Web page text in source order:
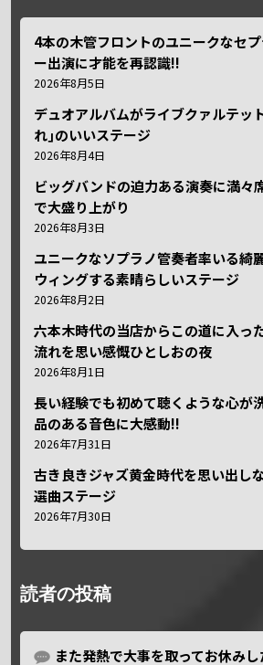
4本の木管フロントのユニークなセ
ー出演に才能を再認識!!
2026年8月5日
デュオアルバムがライブクァルテッ
れ｣のいいステージ
2026年8月4日
ビッグバンドの迫力ある演奏に満々
で大盛り上がり
2026年8月3日
ユニークなソプラノ管奏者率いる綺
ウィングする素晴らしいステージ
2026年8月2日
六本木時代の当店からこの道に入っ
流れを思い感慨ひとしおの夜
2026年8月1日
長い経験でも初めて聴くような心が
品のある音色に大感動!!
2026年7月31日
古き良きジャズ黄金時代を思い出し
選曲ステージ
2026年7月30日
読者の投稿
また発熱で大事を取ってお休み